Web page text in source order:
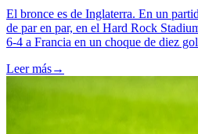
El bronce es de Inglaterra. En un
de par en par, en el Hard Rock
6-4 a Francia en un choque de diez
Leer más→